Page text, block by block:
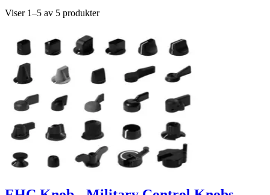
Viser 1–5 av 5 produkter